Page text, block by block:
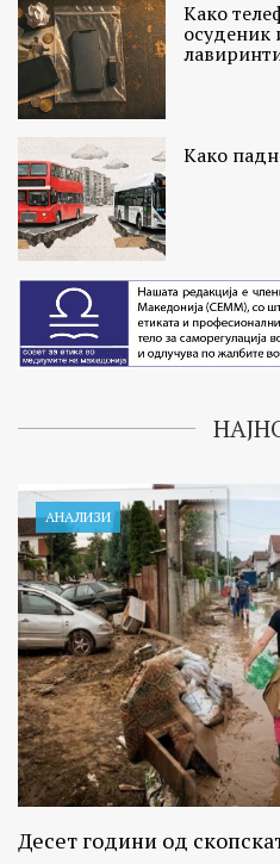
Како
осуденик
Како
АНАЛИЗИ
Десет години од